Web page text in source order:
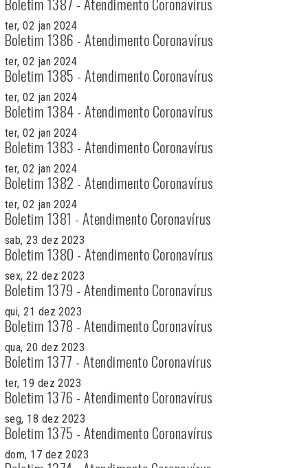
ter, 02 jan 2024
Boletim 1386 - Atendimento Coronavírus
ter, 02 jan 2024
Boletim 1385 - Atendimento Coronavírus
ter, 02 jan 2024
Boletim 1384 - Atendimento Coronavírus
ter, 02 jan 2024
Boletim 1383 - Atendimento Coronavírus
ter, 02 jan 2024
Boletim 1382 - Atendimento Coronavírus
ter, 02 jan 2024
Boletim 1381 - Atendimento Coronavírus
sab, 23 dez 2023
Boletim 1380 - Atendimento Coronavírus
sex, 22 dez 2023
Boletim 1379 - Atendimento Coronavírus
qui, 21 dez 2023
Boletim 1378 - Atendimento Coronavírus
qua, 20 dez 2023
Boletim 1377 - Atendimento Coronavírus
ter, 19 dez 2023
Boletim 1376 - Atendimento Coronavírus
seg, 18 dez 2023
Boletim 1375 - Atendimento Coronavírus
dom, 17 dez 2023